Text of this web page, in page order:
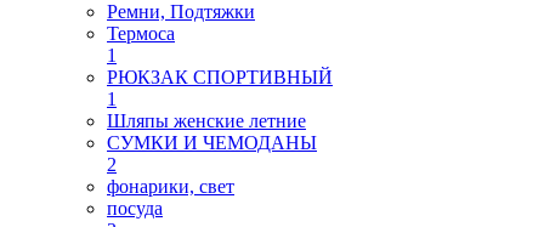
Ремни, Подтяжки
Термоса
1
РЮКЗАК СПОРТИВНЫЙ
1
Шляпы женские летние
СУМКИ И ЧЕМОДАНЫ
2
фонарики, свет
посуда